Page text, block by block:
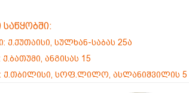
საწყობში:
ქ.ქუთაისი, სულხან-საბას 25ა
ანგისას 15
სოფ.ლილო, ასლანიშვილის 5